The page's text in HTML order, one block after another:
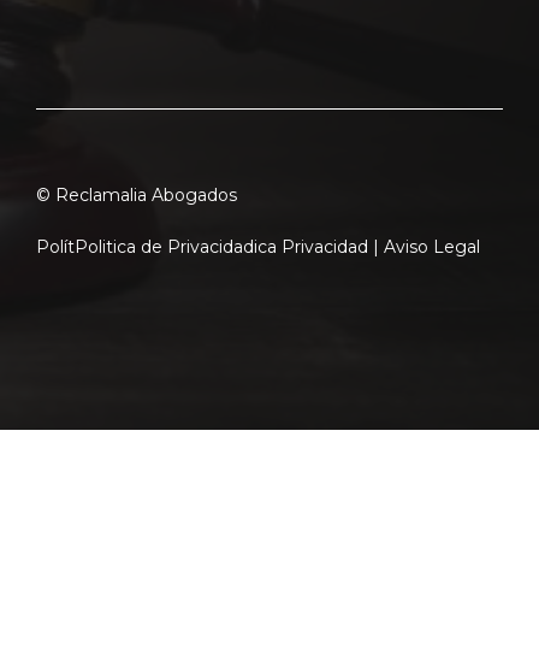
© Reclamalia Abogados
PolítPolitica de Privacidadica Privacidad | Aviso Legal